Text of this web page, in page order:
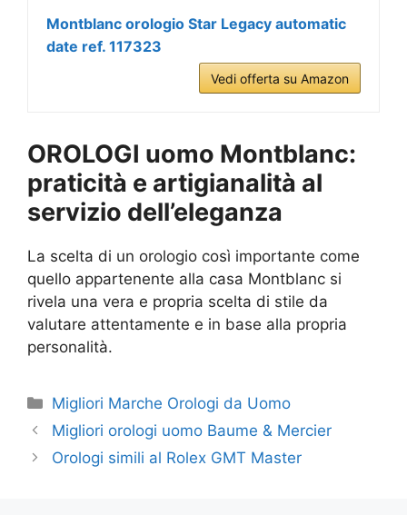
Montblanc orologio Star Legacy automatic
date ref. 117323
Vedi offerta su Amazon
OROLOGI uomo Montblanc:
praticità e artigianalità al
servizio dell’eleganza
La scelta di un orologio così importante come
quello appartenente alla casa Montblanc si
rivela una vera e propria scelta di stile da
valutare attentamente e in base alla propria
personalità.
Categorie
Migliori Marche Orologi da Uomo
Migliori orologi uomo Baume & Mercier
Orologi simili al Rolex GMT Master